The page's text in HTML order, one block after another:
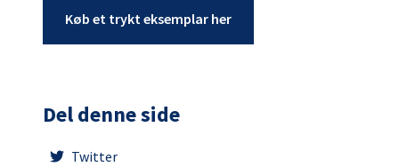
Køb et trykt eksemplar her
Del denne side
Twitter